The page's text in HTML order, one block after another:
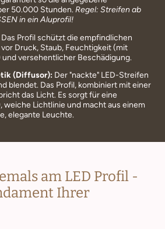
50.000 Stunden. Regel: Streifen ab
in ein Aluprofil!
Das Profil schützt die empfindlichen
Druck, Staub, Feuchtigkeit (mit
versehentlicher Beschädigung.
(Diffusor): Der "nackte" LED-Streifen
blendet. Das Profil, kombiniert mit einer
das Licht. Es sorgt für eine
weiche Lichtlinie und macht aus einem
elegante Leuchte.
am LED Profil -
Ihrer